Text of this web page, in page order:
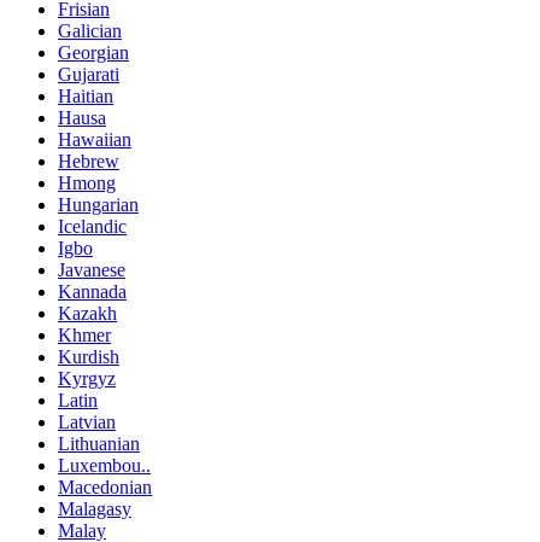
Frisian
Galician
Georgian
Gujarati
Haitian
Hausa
Hawaiian
Hebrew
Hmong
Hungarian
Icelandic
Igbo
Javanese
Kannada
Kazakh
Khmer
Kurdish
Kyrgyz
Latin
Latvian
Lithuanian
Luxembou..
Macedonian
Malagasy
Malay